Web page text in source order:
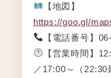
【地図】
https://goo.gl/
【電話番号】
【営業時間】
／17:00～（22:30